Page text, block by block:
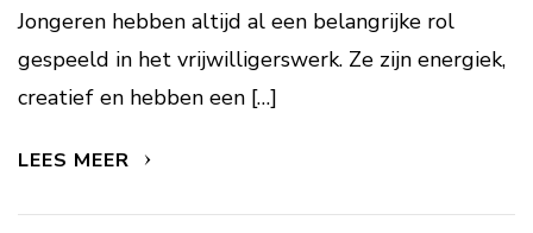
Jongeren hebben altijd al een belangrijke rol
gespeeld in het vrijwilligerswerk. Ze zijn energiek,
creatief en hebben een […]
LEES MEER